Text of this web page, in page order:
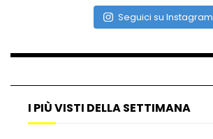
Seguici su Instagram
I PIÙ VISTI DELLA SETTIMANA